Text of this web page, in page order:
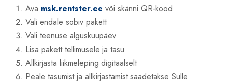
Ava msk.rentster.ee või skänni QR-kood
Vali endale sobiv pakett
Vali teenuse alguskuupäev
Lisa pakett tellimusele ja tasu
Allkirjasta liikmeleping digitaalselt
Peale tasumist ja allkirjastamist saadetakse Sulle